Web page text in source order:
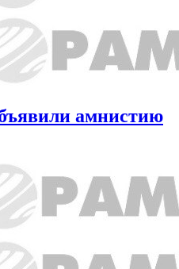
амнистию